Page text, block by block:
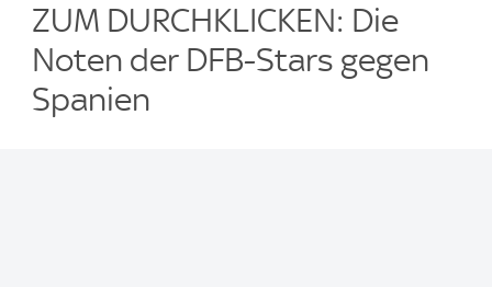
ZUM DURCHKLICKEN: Die
Noten der DFB-Stars gegen
Spanien